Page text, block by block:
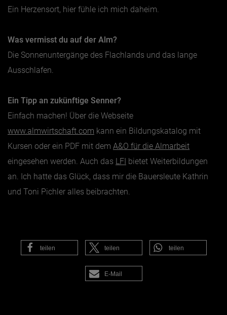
Ein Herzensort, hier fühle ich mich daheim.
Was vermisst du auf der Alm?
Die Sonnenuntergänge des Flachlands und das lange
Ausschlafen.
Ein Tipp an zukünftige Senner?
Einfach machen! Über die Webseite
www.almwirtschaft.com kann ein Bildungskatalog mit
Kursen oder ein PDF mit dem A&O für die Almarbeit
eingesehen werden. Auch das LFI bietet Weiterbildungen
an. Ich hatte das Glück, dass mir die Bauersleute Kathrin
und Toni Pichler alles beibrachten.
teilen teilen teilen
E-Mail